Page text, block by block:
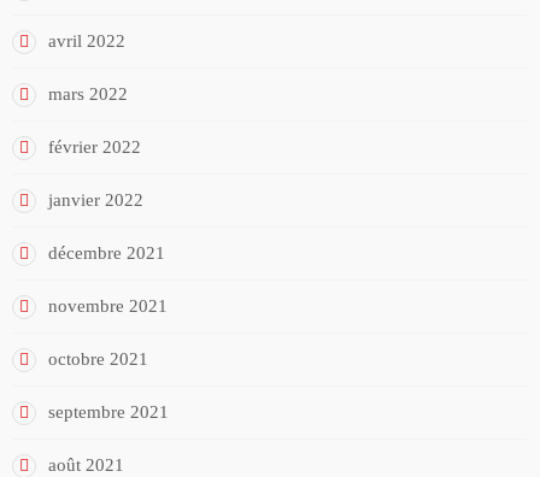
avril 2022
mars 2022
février 2022
janvier 2022
décembre 2021
novembre 2021
octobre 2021
septembre 2021
août 2021